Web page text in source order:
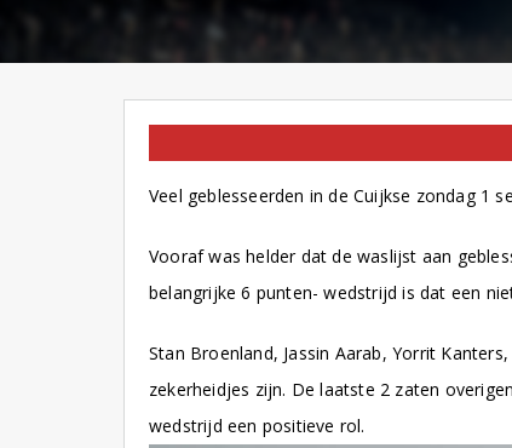
Veel geblesseerden in de Cuijkse zondag 1
Vooraf was helder dat de waslijst aan
belangrijke 6 punten- wedstrijd is dat een
Stan Broenland, Jassin Aarab, Yorrit
zekerheidjes zijn. De laatste 2 zaten
wedstrijd een positieve rol.